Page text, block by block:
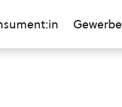
Gewerbe